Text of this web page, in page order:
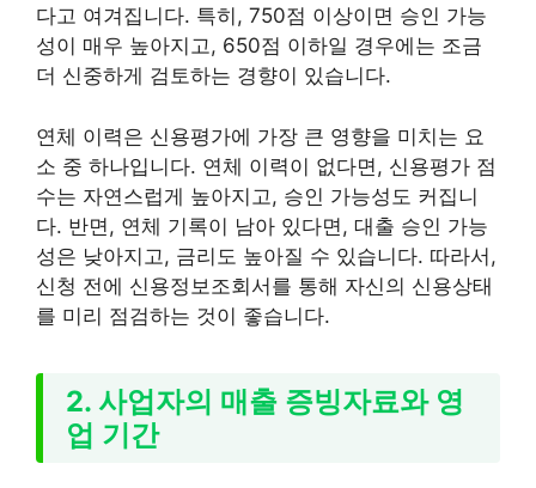
다고 여겨집니다. 특히, 750점 이상이면 승인 가능
성이 매우 높아지고, 650점 이하일 경우에는 조금
더 신중하게 검토하는 경향이 있습니다.
연체 이력은 신용평가에 가장 큰 영향을 미치는 요
소 중 하나입니다. 연체 이력이 없다면, 신용평가 점
수는 자연스럽게 높아지고, 승인 가능성도 커집니
다. 반면, 연체 기록이 남아 있다면, 대출 승인 가능
성은 낮아지고, 금리도 높아질 수 있습니다. 따라서,
신청 전에 신용정보조회서를 통해 자신의 신용상태
를 미리 점검하는 것이 좋습니다.
2. 사업자의 매출 증빙자료와 영
업 기간